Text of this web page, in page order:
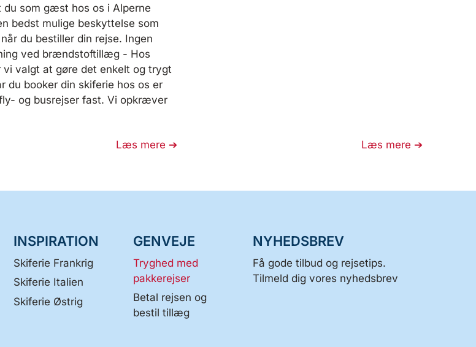
du som gæst hos os i Alperne
bedst mulige beskyttelse som
du bestiller din rejse. Ingen
ved brændstoftillæg - Hos
vi valgt at gøre det enkelt og trygt
du booker din skiferie hos os er
og busrejser fast. Vi opkræver
Læs mere Læs mere
INSPIRATION
Skiferie Frankrig
Skiferie Italien
Skiferie Østrig
GENVEJE
Tryghed med
pakkerejser
Betal rejsen og
bestil tillæg
NYHEDSBREV
Få gode tilbud og rejsetips.
Tilmeld dig vores nyhedsbrev